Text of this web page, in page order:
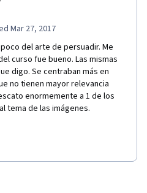
Mar 27, 2017
del arte de persuadir. Me
curso fue bueno. Las mismas
digo. Se centraban más en
no tienen mayor relevancia
enormemente a 1 de los
tema de las imágenes.